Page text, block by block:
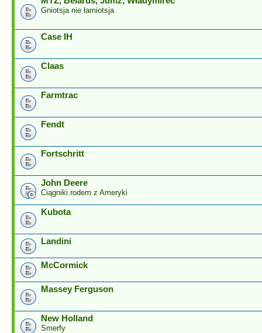
Gniotsja nie łamiotsja
Case IH
Claas
Farmtrac
Fendt
Fortschritt
John Deere
Ciągniki rodem z Ameryki
Kubota
Landini
McCormick
Massey Ferguson
New Holland
Smerfy